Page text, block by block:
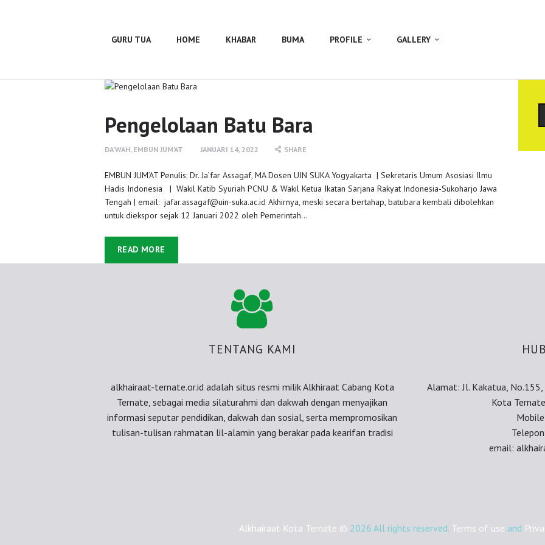
GURU TUA HOME KHABAR BUMA PROFILE GALLERY
Pengelolaan Batu Bara
DA'WAH, EMBUN JUM'AT JANUARI 14, 2022 SHARE
EMBUN JUM’AT Penulis: Dr. Ja’far Assagaf, MA Dosen UIN SUKA Yogyakarta | Sekretaris Umum Asosiasi Ilmu
Hadis Indonesia | Wakil Katib Syuriah PCNU & Wakil Ketua Ikatan Sarjana Rakyat Indonesia-Sukoharjo Jawa
Tengah | email: jafar.assagaf@uin-suka.ac.id Akhirnya, meski secara bertahap, batubara kembali dibolehkan
untuk diekspor sejak 12 Januari 2022 oleh Pemerintah…
READ MORE
TENTANG KAMI
alkhairaat-ternate.or.id adalah situs resmi milik Alkhiraat Cabang Kota
Ternate, sebagai media silaturahmi dan dakwah dengan menyajikan
informasi seputar pendidikan, dakwah dan sosial, serta mempromosikan
tulisan-tulisan rahmatan lil-alamin yang berakar pada kearifan tradisi
Alamat: Jl. Kakatua,
Kota
email:
Alkhairaat Kota Ternate © 2026 All rights reserved. Terms of use and